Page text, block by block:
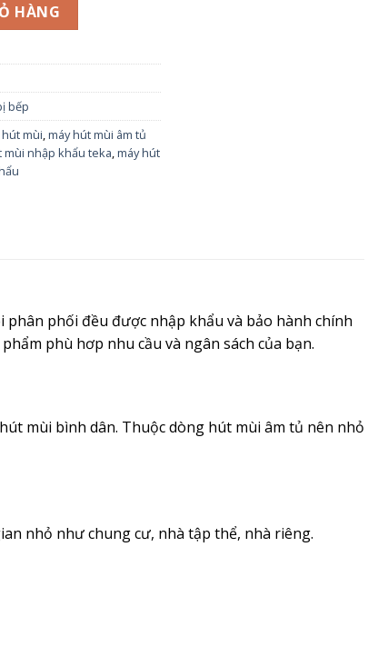
HÀNG
bếp
mùi,máy hút mùi âm tủ
mùi nhập khẩu teka,máy hút
phân phối đều được nhập khẩu và bảo hành chính
phù hơp nhu cầu và ngân sách của bạn.
mùi bình dân. Thuộc dòng hút mùi âm tủ nên nhỏ
nhỏ như chung cư, nhà tập thể, nhà riêng.